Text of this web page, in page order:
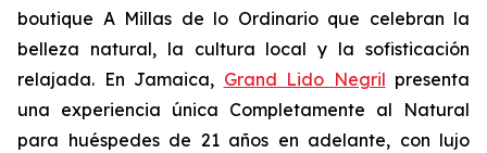
boutique A Millas de lo Ordinarioque celebran la
belleza natural, la cultura local y la sofisticación
relajada. En Jamaica, Grand Lido Negril presenta
una experiencia única Completamente al Natural
para huéspedes de 21 años en adelante, con lujo